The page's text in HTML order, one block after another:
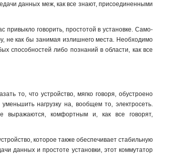
данных меж, как все знают, присоединенными
говорить, простотой в установке. Само-
не как бы занимая излишнего места. Необходимо
способностей либо познаний в области, как все
то, что устройство, мягко говоря, обустроено
нагрузку на, вообщем то, электросеть.
выражаются, комфортным и, как все говорят,
которое также обеспечивает стабильную
данных и простоте установки, этот коммутатор